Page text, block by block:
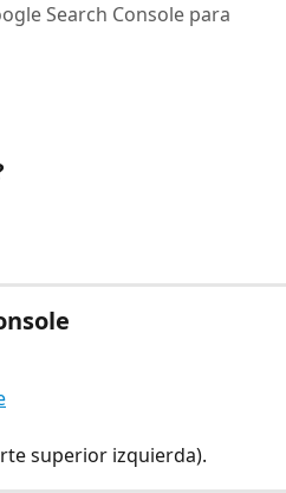
Search Console para
superior izquierda).